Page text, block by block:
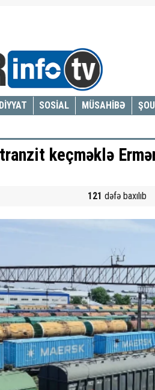
SOSİAL MÜSAHİBƏ
keçməklə
121 dəfə baxılıb